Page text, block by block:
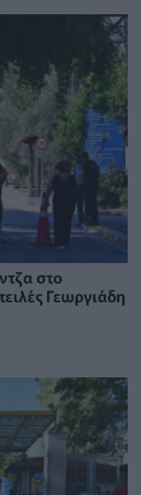
στο
Γεωργιάδη